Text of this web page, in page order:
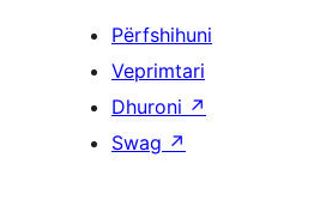
Përfshihuni
Veprimtari
Dhuroni ↗
Swag ↗